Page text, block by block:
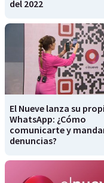
del 2022
El Nueve lanza su
WhatsApp: ¿Cómo
comunicarte y
denuncias?